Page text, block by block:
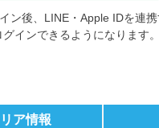
ン後、LINE・Apple IDを連
グインできるようになります。
ア情報